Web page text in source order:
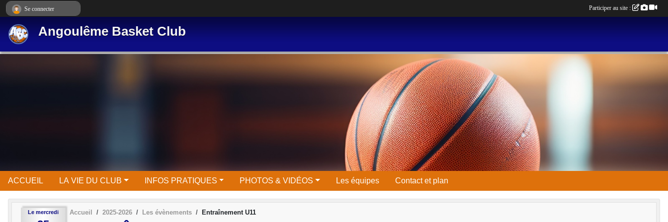
Angoulême Basket Club
ACCUEIL LA VIE DU CLUB INFOS PRATIQUES PHOTOS & VIDÉOS Les équipes Contact et plan
Le mercredi Accueil 2025-2026 Les évènements Entraînement U11
Se connecter Participer au site :
Panneau de gestion des cookies